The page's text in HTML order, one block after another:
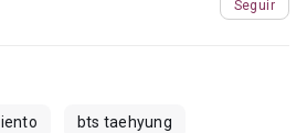
Seguir
bts taehyung